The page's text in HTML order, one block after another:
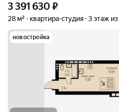
3 391 630 ₽
28 м² квартира-студия 3 этаж из
новостройка